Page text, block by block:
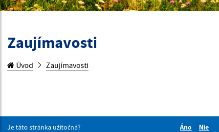
Zaujímavosti
Úvod Zaujímavosti
Je táto stránka užitočná?
Áno
Nie